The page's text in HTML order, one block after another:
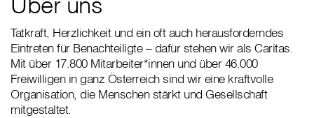
Tatkraft, Herzlichkeit und ein oft auch herausforderndes
Eintreten für Benachteiligte – dafür stehen wir als Caritas.
Mit über 17.800 Mitarbeiter*innen und über 46.000
Freiwilligen in ganz Österreich sind wir eine kraftvolle
Organisation, die Menschen stärkt und Gesellschaft
mitgestaltet.